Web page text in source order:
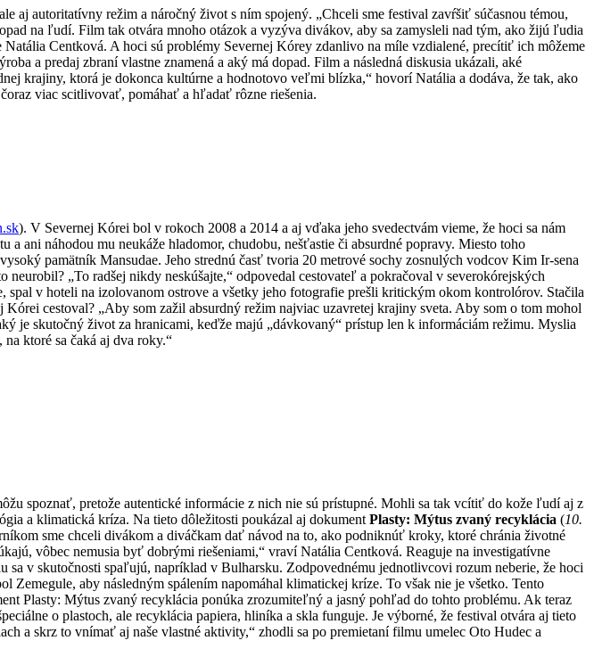
autoritatívny režim a náročný život s ním spojený. „Chceli sme festival zavŕšiť súčasnou témou,
na ľudí. Film tak otvára mnoho otázok a vyzýva divákov, aby sa zamysleli nad tým, ako žijú ľudia
Centková. A hoci sú problémy Severnej Kórey zdanlivo na míle vzdialené, precítiť ich môžeme
a predaj zbraní vlastne znamená a aký má dopad. Film a následná diskusia ukázali, aké
krajiny, ktorá je dokonca kultúrne a hodnotovo veľmi blízka,“ hovorí Natália a dodáva, že tak, ako
viac scitlivovať, pomáhať a hľadať rôzne riešenia.
). V Severnej Kórei bol v rokoch 2008 a 2014 a aj vďaka jeho svedectvám vieme, že hoci sa nám
ani náhodou mu neukáže hladomor, chudobu, nešťastie či absurdné popravy. Miesto toho
pamätník Mansudae. Jeho strednú časť tvoria 20 metrové sochy zosnulých vodcov Kim Ir-sena
„To radšej nikdy neskúšajte,“ odpovedal cestovateľ a pokračoval v severokórejských
v hoteli na izolovanom ostrove a všetky jeho fotografie prešli kritickým okom kontrolórov. Stačila
cestoval? „Aby som zažil absurdný režim najviac uzavretej krajiny sveta. Aby som o tom mohol
je skutočný život za hranicami, keďže majú „dávkovaný“ prístup len k informáciám režimu. Myslia
ktoré sa čaká aj dva roky.“
spoznať, pretože autentické informácie z nich nie sú prístupné. Mohli sa tak vcítiť do kože ľudí aj z
a klimatická kríza. Na tieto dôležitosti poukázal aj dokument Plasty: Mýtus zvaný recyklácia (10.
sme chceli divákom a diváčkam dať návod na to, ako podniknúť kroky, ktoré chránia životné
vôbec nemusia byť dobrými riešeniami,“ vraví Natália Centková. Reaguje na investigatívne
v skutočnosti spaľujú, napríklad v Bulharsku. Zodpovednému jednotlivcovi rozum neberie, že hoci
aby následným spálením napomáhal klimatickej kríze. To však nie je všetko. Tento
Plasty: Mýtus zvaný recyklácia ponúka zrozumiteľný a jasný pohľad do tohto problému. Ak teraz
o plastoch, ale recyklácia papiera, hliníka a skla funguje. Je výborné, že festival otvára aj tieto
a skrz to vnímať aj naše vlastné aktivity,“ zhodli sa po premietaní filmu umelec Oto Hudec a